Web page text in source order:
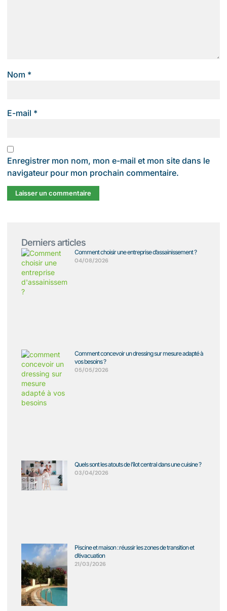
Nom *
E-mail *
Enregistrer mon nom, mon e-mail et mon site dans le
navigateur pour mon prochain commentaire.
Derniers articles
Comment choisir une entreprise d’assainissement ?
04/08/2026
Comment concevoir un dressing sur mesure adapté à
vos besoins ?
05/05/2026
Quels sont les atouts de l’îlot central dans une cuisine ?
03/04/2026
Piscine et maison : réussir les zones de transition et
d’évacuation
21/03/2026